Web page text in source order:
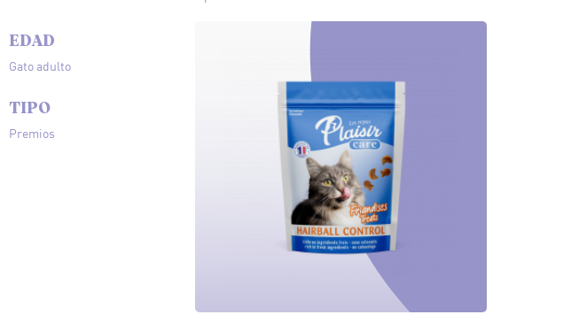
EDAD
Gato adulto
TIPO
Premios